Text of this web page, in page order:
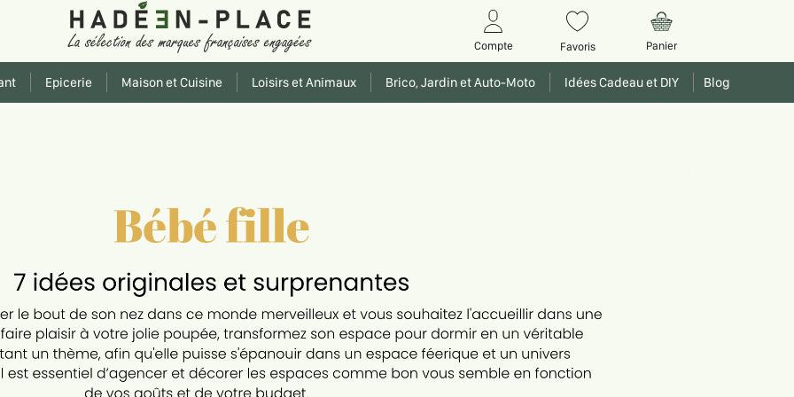
Compte Favoris Panier
Epicerie Maison et Cuisine Loisirs et Animaux Brico, Jardin et Auto-Moto Idées Cadeau et DIY Blog